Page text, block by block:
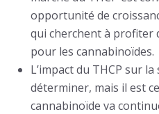
opportunité de
qui cherchent à profiter
pour les cannabinoïdes.
L’impact du THCP sur
déterminer, mais il est
cannabinoïde va